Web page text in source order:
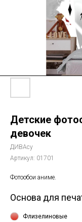
Детские
девочек
ДИВАсу
Артикул: 01701
Фотообои аниме.
Основа для
Флизелиновые